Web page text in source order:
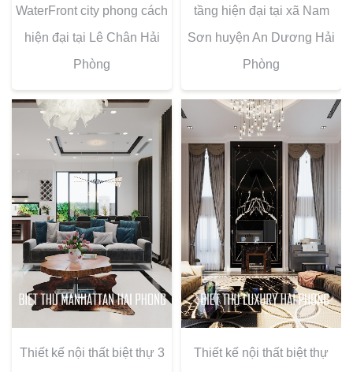
WaterFront city phong cách
hiện đại tại Lê Chân Hải
Phòng
tầng hiện đại tại xã Nam
Sơn huyện An Dương Hải
Phòng
Thiết kế nội thất biệt thự 3
Thiết kế nội thất biệt thự